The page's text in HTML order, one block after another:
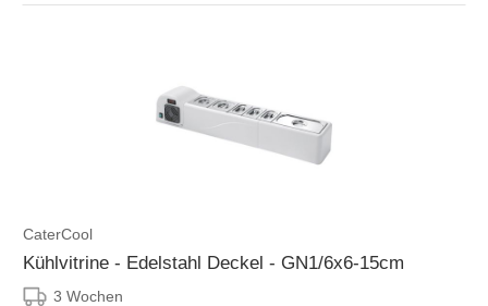
CaterCool
Kühlvitrine - Edelstahl Deckel - GN1/6x6-15cm
3 Wochen